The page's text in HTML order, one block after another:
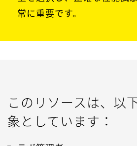
常に重要です。
このリソースは、以
象としています：